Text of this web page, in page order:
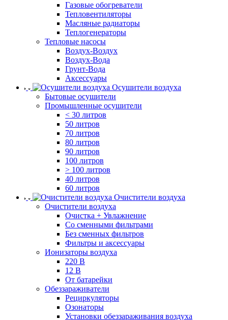
Газовые обогреватели
Тепловентиляторы
Масляные радиаторы
Теплогенераторы
Тепловые насосы
Воздух-Воздух
Воздух-Вода
Грунт-Вода
Аксессуары
Осушители воздуха
Бытовые осушители
Промышленные осушители
< 30 литров
50 литров
70 литров
80 литров
90 литров
100 литров
> 100 литров
40 литров
60 литров
Очистители воздуха
Очистители воздуха
Очистка + Увлажнение
Cо сменными фильтрами
Без сменных фильтров
Фильтры и аксессуары
Ионизаторы воздуха
220 В
12 В
От батарейки
Обеззараживатели
Рециркуляторы
Озонаторы
Установки обеззараживания воздуха